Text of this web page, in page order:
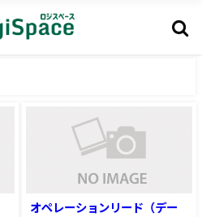
オペレーションリード（デー